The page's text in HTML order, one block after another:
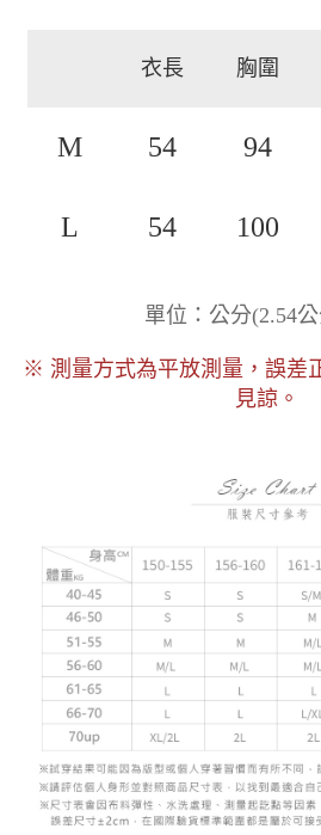
衣長 胸圍
M 54 94
L 54 100
單位：公分(2.54
※ 測量方式為平放測量，誤差
見諒。